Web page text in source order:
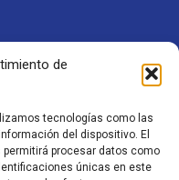
de
tecnologías como las
del dispositivo. El
procesar datos como
únicas en este